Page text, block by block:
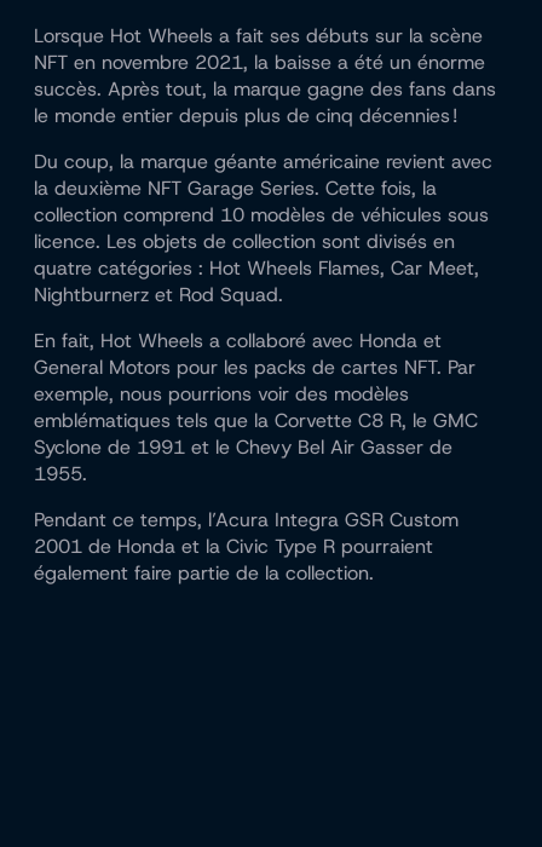
Lorsque Hot Wheels a fait ses débuts sur la scène
NFT en novembre 2021, la baisse a été un énorme
succès. Après tout, la marque gagne des fans dans
le monde entier depuis plus de cinq décennies !
Du coup, la marque géante américaine revient avec
la deuxième NFT Garage Series. Cette fois, la
collection comprend 10 modèles de véhicules sous
licence. Les objets de collection sont divisés en
quatre catégories : Hot Wheels Flames, Car Meet,
Nightburnerz et Rod Squad.
En fait, Hot Wheels a collaboré avec Honda et
General Motors pour les packs de cartes NFT. Par
exemple, nous pourrions voir des modèles
emblématiques tels que la Corvette C8 R, le GMC
Syclone de 1991 et le Chevy Bel Air Gasser de
1955.
Pendant ce temps, l’Acura Integra GSR Custom
2001 de Honda et la Civic Type R pourraient
également faire partie de la collection.